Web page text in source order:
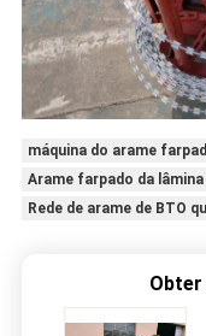
máquina do arame
Arame farpado da
Rede de arame de BTO